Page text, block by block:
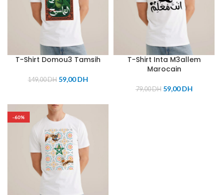
T-Shirt Domou3 Tamsih
149,00DH 59,00DH
T-Shirt Inta M3allem
Marocain
79,00DH 59,00DH
-60%